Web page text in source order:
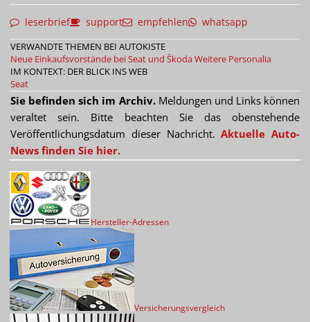
leserbrief support empfehlen whatsapp
VERWANDTE THEMEN BEI AUTOKISTE
Neue Einkaufsvorstände bei Seat und ŠkodaWeitere Personalia
IM KONTEXT: DER BLICK INS WEB
Seat
Sie befinden sich im Archiv.Meldungen und Links können
veraltet sein. Bitte beachten Sie das obenstehende
Veröffentlichungsdatum dieser Nachricht.Aktuelle Auto-
News finden Sie hier.
Hersteller-Adressen
Versicherungsvergleich